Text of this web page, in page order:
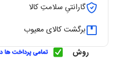
گارانتیِ سلامتِ کالا
برگشت کالای معیوب
روش